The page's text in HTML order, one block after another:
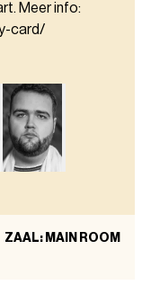
Meer info:
card/
ZAAL: MAIN ROOM